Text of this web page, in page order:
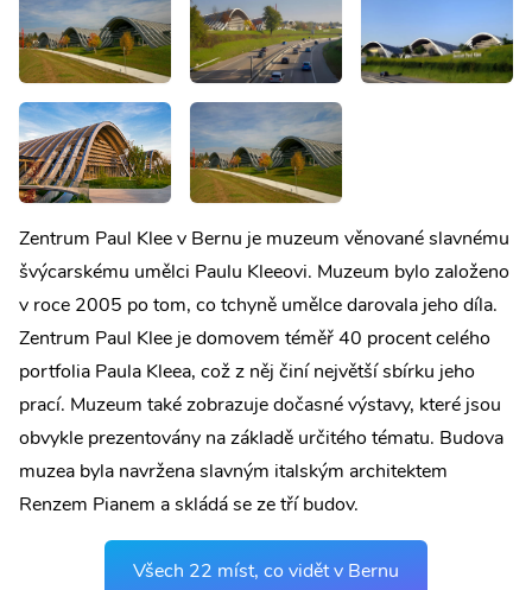
Zentrum Paul Klee v Bernu je muzeum věnované slavnému
švýcarskému umělci Paulu Kleeovi. Muzeum bylo založeno
v roce 2005 po tom, co tchyně umělce darovala jeho díla.
Zentrum Paul Klee je domovem téměř 40 procent celého
portfolia Paula Kleea, což z něj činí největší sbírku jeho
prací. Muzeum také zobrazuje dočasné výstavy, které jsou
obvykle prezentovány na základě určitého tématu. Budova
muzea byla navržena slavným italským architektem
Renzem Pianem a skládá se ze tří budov.
Všech 22 míst, co vidět v Bernu